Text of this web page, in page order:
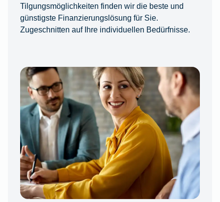
Tilgungsmöglichkeiten finden wir die beste und
günstigste Finanzierungslösung für Sie.
Zugeschnitten auf Ihre individuellen Bedürfnisse.